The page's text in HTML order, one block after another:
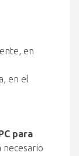
en
en el
para
necesario